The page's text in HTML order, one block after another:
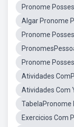
Pronome
Algar Pronome
Pronome
Pronome
Atividades
Atividades Com
TabelaPronome
Exercicios Com